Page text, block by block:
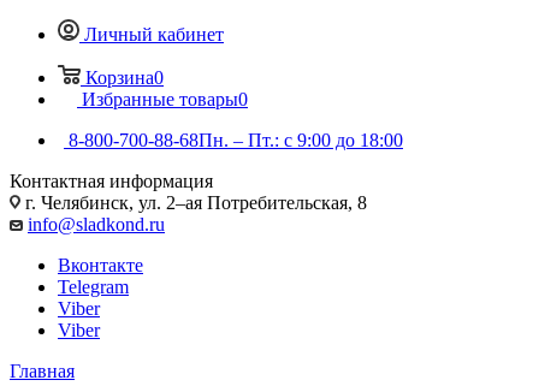
Личный кабинет
Корзина0
Избранные товары0
8-800-700-88-68Пн. – Пт.: с 9:00 до 18:00
Контактная информация
г. Челябинск, ул. 2–ая Потребительская, 8
info@sladkond.ru
Вконтакте
Telegram
Viber
Viber
Главная